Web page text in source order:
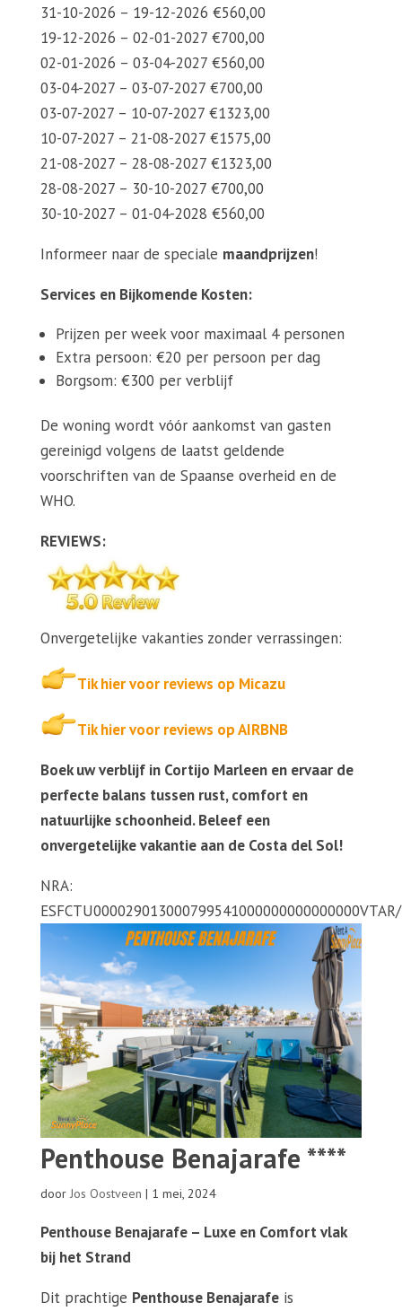
31-10-2026 – 19-12-2026 €560,00
19-12-2026 – 02-01-2027 €700,00
02-01-2026 – 03-04-2027 €560,00
03-04-2027 – 03-07-2027 €700,00
03-07-2027 – 10-07-2027 €1323,00
10-07-2027 – 21-08-2027 €1575,00
21-08-2027 – 28-08-2027 €1323,00
28-08-2027 – 30-10-2027 €700,00
30-10-2027 – 01-04-2028 €560,00
Informeer naar de speciale maandprijzen!
Services en Bijkomende Kosten:
Prijzen per week voor maximaal 4 personen
Extra persoon: €20 per persoon per dag
Borgsom: €300 per verblijf
De woning wordt vóór aankomst van gasten
gereinigd volgens de laatst geldende
voorschriften van de Spaanse overheid en de
WHO.
REVIEWS:
Onvergetelijke vakanties zonder verrassingen:
Tik hier voor reviews op Micazu
Tik hier voor reviews op AIRBNB
Boek uw verblijf in Cortijo Marleen en ervaar de
perfecte balans tussen rust, comfort en
natuurlijke schoonheid. Beleef een
onvergetelijke vakantie aan de Costa del Sol!
NRA:
Penthouse Benajarafe ****
door Jos Oostveen | 1 mei, 2024
Penthouse Benajarafe – Luxe en Comfort vlak
bij het Strand
Dit prachtige Penthouse Benajarafeis